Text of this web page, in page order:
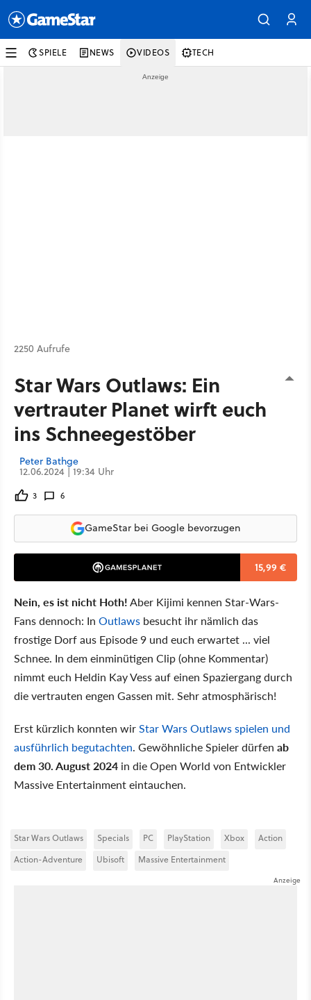
SPIELE NEWS VIDEOS TECH
2250 Aufrufe
Star Wars Outlaws: Ein
vertrauter Planet wirft euch
ins Schneegestöber
Peter Bathge
12.06.2024 | 19:34 Uhr
3 6
GameStar bei Google bevorzugen
15,99 €
Nein, es ist nicht Hoth!Aber Kijimi kennen Star-Wars-
Fans dennoch: In Outlaws besucht ihr nämlich das
frostige Dorf aus Episode 9 und euch erwartet ... viel
Schnee. In dem einminütigen Clip (ohne Kommentar)
nimmt euch Heldin Kay Vess auf einen Spaziergang durch
die vertrauten engen Gassen mit. Sehr atmosphärisch!
Erst kürzlich konnten wirStar Wars Outlaws spielen und
ausführlich begutachten. Gewöhnliche Spieler dürfen ab
dem 30. August 2024 in die Open World von Entwickler
Massive Entertainment eintauchen.
Star Wars Outlaws Specials PC PlayStation Xbox
Action
Action-Adventure
Ubisoft Massive Entertainment